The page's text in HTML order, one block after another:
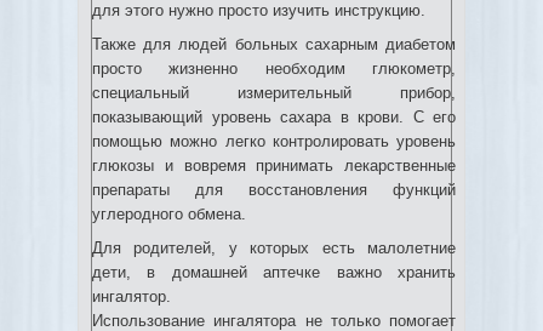
для этого нужно просто изучить инструкцию.
Также для людей больных сахарным диабетом
просто жизненно необходим глюкометр,
специальный измерительный прибор,
показывающий уровень сахара в крови. С его
помощью можно легко контролировать уровень
глюкозы и вовремя принимать лекарственные
препараты для восстановления функций
углеродного обмена.
Для родителей, у которых есть малолетние
дети, в домашней аптечке важно хранить
ингалятор.
Использование ингалятора не только помогает